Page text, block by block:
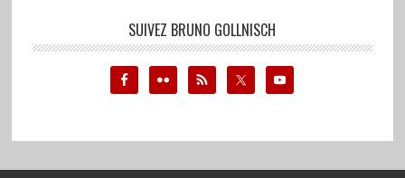
SUIVEZ BRUNO GOLLNISCH